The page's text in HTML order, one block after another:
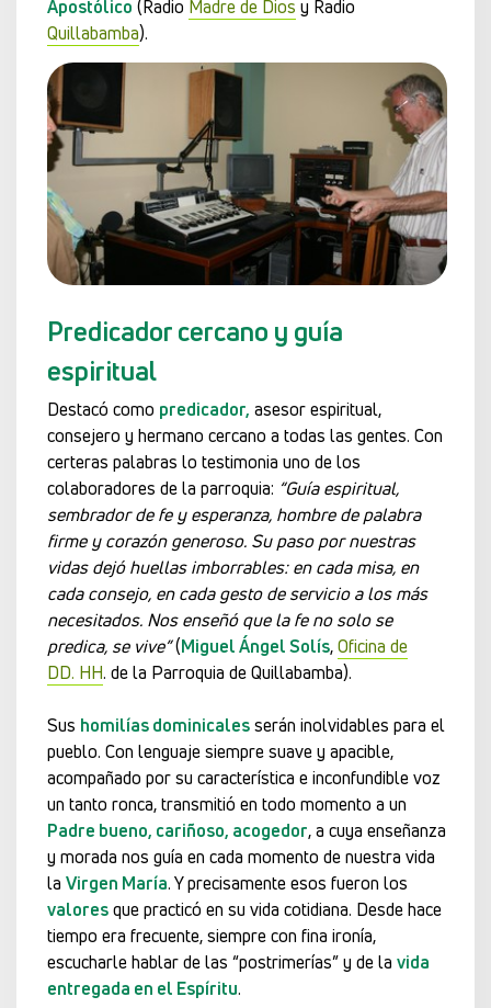
Apostólico (Radio Madre de Dios y Radio
Quillabamba).
Predicador cercano y guía
espiritual
Destacó como predicador, asesor espiritual,
consejero y hermano cercano a todas las gentes. Con
certeras palabras lo testimonia uno de los
colaboradores de la parroquia: “Guía espiritual,
sembrador de fe y esperanza, hombre de palabra
firme y corazón generoso. Su paso por nuestras
vidas dejó huellas imborrables: en cada misa, en
cada consejo, en cada gesto de servicio a los más
necesitados. Nos enseñó que la fe no solo se
predica, se vive”(Miguel Ángel Solís,Oficina de
DD. HH. de la Parroquia de Quillabamba).
Sus homilías dominicalesserán inolvidables para el
pueblo. Con lenguaje siempre suave y apacible,
acompañado por su característica e inconfundible voz
un tanto ronca, transmitió en todo momento a un
Padre bueno, cariñoso, acogedor, a cuya enseñanza
y morada nos guía en cada momento de nuestra vida
la Virgen María. Y precisamente esos fueron los
valoresque practicó en su vida cotidiana. Desde hace
tiempo era frecuente, siempre con fina ironía,
escucharle hablar de las “postrimerías” y de la vida
entregada en el Espíritu.